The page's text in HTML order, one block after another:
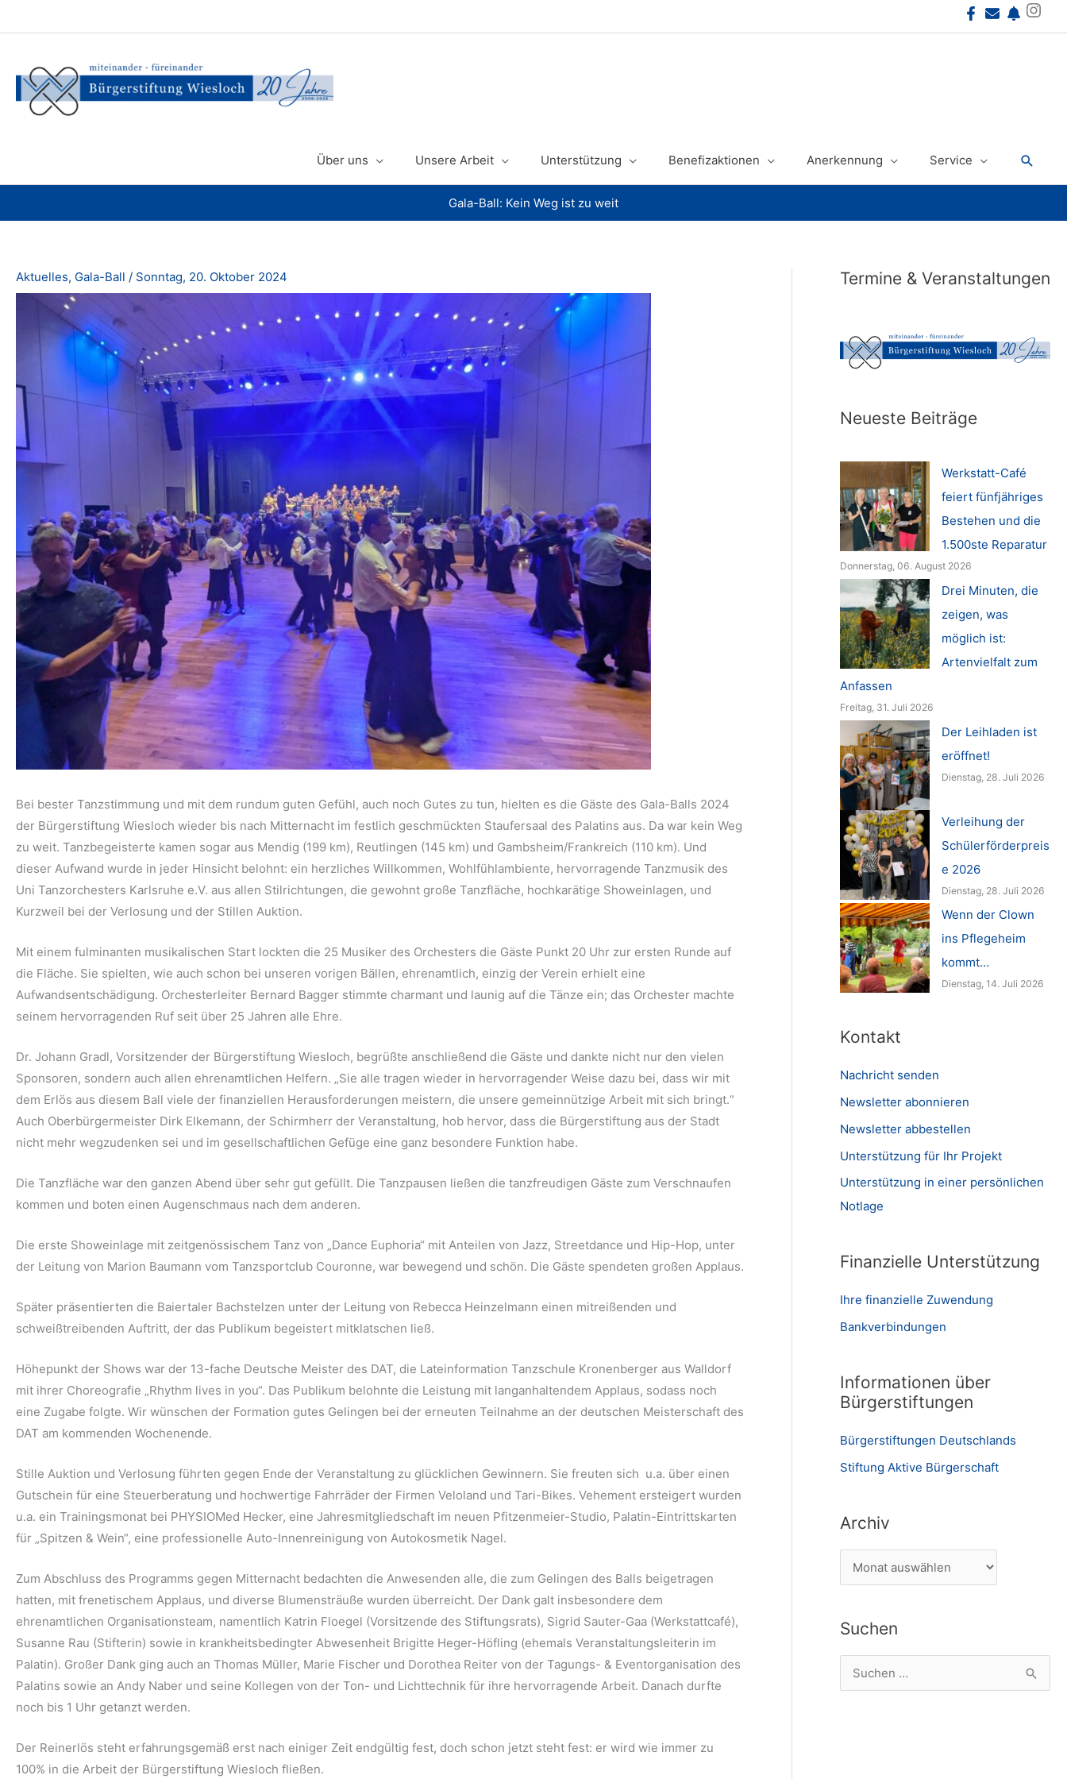
Inhalt
Instagram
Über uns Unsere Arbeit Unterstützung Benefizaktionen Anerkennung Service
Gala-Ball: Kein Weg ist zu weit
Aktuelles, Gala-Ball / Sonntag, 20. Oktober 2024
Bei bester Tanzstimmung und mit dem rundum guten Gefühl, auch noch Gutes zu tun, hielten es die Gäste des Gala-Balls 2024
der Bürgerstiftung Wiesloch wieder bis nach Mitternacht im festlich geschmückten Staufersaal des Palatins aus. Da war kein Weg
zu weit. Tanzbegeisterte kamen sogar aus Mendig (199 km), Reutlingen (145 km) und Gambsheim/Frankreich (110 km). Und
dieser Aufwand wurde in jeder Hinsicht belohnt: ein herzliches Willkommen, Wohlfühlambiente, hervorragende Tanzmusik des
Uni Tanzorchesters Karlsruhe e.V. aus allen Stilrichtungen, die gewohnt große Tanzfläche, hochkarätige Showeinlagen, und
Kurzweil bei der Verlosung und der Stillen Auktion.
Mit einem fulminanten musikalischen Start lockten die 25 Musiker des Orchesters die Gäste Punkt 20 Uhr zur ersten Runde auf
die Fläche. Sie spielten, wie auch schon bei unseren vorigen Bällen, ehrenamtlich, einzig der Verein erhielt eine
Aufwandsentschädigung. Orchesterleiter Bernard Bagger stimmte charmant und launig auf die Tänze ein; das Orchester machte
seinem hervorragenden Ruf seit über 25 Jahren alle Ehre.
Dr. Johann Gradl, Vorsitzender der Bürgerstiftung Wiesloch, begrüßte anschließend die Gäste und dankte nicht nur den vielen
Sponsoren, sondern auch allen ehrenamtlichen Helfern. „Sie alle tragen wieder in hervorragender Weise dazu bei, dass wir mit
dem Erlös aus diesem Ball viele der finanziellen Herausforderungen meistern, die unsere gemeinnützige Arbeit mit sich bringt.“
Auch Oberbürgermeister Dirk Elkemann, der Schirmherr der Veranstaltung, hob hervor, dass die Bürgerstiftung aus der Stadt
nicht mehr wegzudenken sei und im gesellschaftlichen Gefüge eine ganz besondere Funktion habe.
Die Tanzfläche war den ganzen Abend über sehr gut gefüllt. Die Tanzpausen ließen die tanzfreudigen Gäste zum Verschnaufen
kommen und boten einen Augenschmaus nach dem anderen.
Die erste Showeinlage mit zeitgenössischem Tanz von „Dance Euphoria“ mit Anteilen von Jazz, Streetdance und Hip-Hop, unter
der Leitung von Marion Baumann vom Tanzsportclub Couronne, war bewegend und schön. Die Gäste spendeten großen Applaus.
Später präsentierten die Baiertaler Bachstelzen unter der Leitung von Rebecca Heinzelmann einen mitreißenden und
schweißtreibenden Auftritt, der das Publikum begeistert mitklatschen ließ.
Höhepunkt der Shows war der 13-fache Deutsche Meister des DAT, die Lateinformation Tanzschule Kronenberger aus Walldorf
mit ihrer Choreografie „Rhythm lives in you“. Das Publikum belohnte die Leistung mit langanhaltendem Applaus, sodass noch
eine Zugabe folgte. Wir wünschen der Formation gutes Gelingen bei der erneuten Teilnahme an der deutschen Meisterschaft des
DAT am kommenden Wochenende.
Stille Auktion und Verlosung führten gegen Ende der Veranstaltung zu glücklichen Gewinnern. Sie freuten sich u.a. über einen
Gutschein für eine Steuerberatung und hochwertige Fahrräder der Firmen Veloland und Tari-Bikes. Vehement ersteigert wurden
u.a. ein Trainingsmonat bei PHYSIOMed Hecker, eine Jahresmitgliedschaft im neuen Pfitzenmeier-Studio, Palatin-Eintrittskarten
für „Spitzen & Wein“, eine professionelle Auto-Innenreinigung von Autokosmetik Nagel.
Zum Abschluss des Programms gegen Mitternacht bedachten die Anwesenden alle, die zum Gelingen des Balls beigetragen
hatten, mit frenetischem Applaus, und diverse Blumensträuße wurden überreicht. Der Dank galt insbesondere dem
ehrenamtlichen Organisationsteam, namentlich Katrin Floegel (Vorsitzende des Stiftungsrats), Sigrid Sauter-Gaa (Werkstattcafé),
Susanne Rau (Stifterin) sowie in krankheitsbedingter Abwesenheit Brigitte Heger-Höfling (ehemals Veranstaltungsleiterin im
Palatin). Großer Dank ging auch an Thomas Müller, Marie Fischer und Dorothea Reiter von der Tagungs- & Eventorganisation des
Palatins sowie an Andy Naber und seine Kollegen von der Ton- und Lichttechnik für ihre hervorragende Arbeit. Danach durfte
noch bis 1 Uhr getanzt werden.
Der Reinerlös steht erfahrungsgemäß erst nach einiger Zeit endgültig fest, doch schon jetzt steht fest: er wird wie immer zu
100% in die Arbeit der Bürgerstiftung Wiesloch fließen.
Termine & Veranstaltungen
Neueste Beiträge
Werkstatt-Café
feiert fünfjähriges
Bestehen und die
1.500ste Reparatur
Donnerstag, 06. August 2026
Drei Minuten, die
zeigen, was
möglich ist:
Artenvielfalt zum
Anfassen
Freitag, 31. Juli 2026
Der Leihladen ist
eröffnet!
Dienstag, 28. Juli 2026
Verleihung der
Schülerförderpreis
e 2026
Dienstag, 28. Juli 2026
Wenn der Clown
ins Pflegeheim
kommt…
Dienstag, 14. Juli 2026
Kontakt
Nachricht senden
Newsletter abonnieren
Newsletter abbestellen
Unterstützung für Ihr Projekt
Unterstützung in einer persönlichen
Notlage
Finanzielle Unterstützung
Ihre finanzielle Zuwendung
Bankverbindungen
Informationen über
Bürgerstiftungen
Bürgerstiftungen Deutschlands
Stiftung Aktive Bürgerschaft
Archiv
r
h
i
Suchen
u